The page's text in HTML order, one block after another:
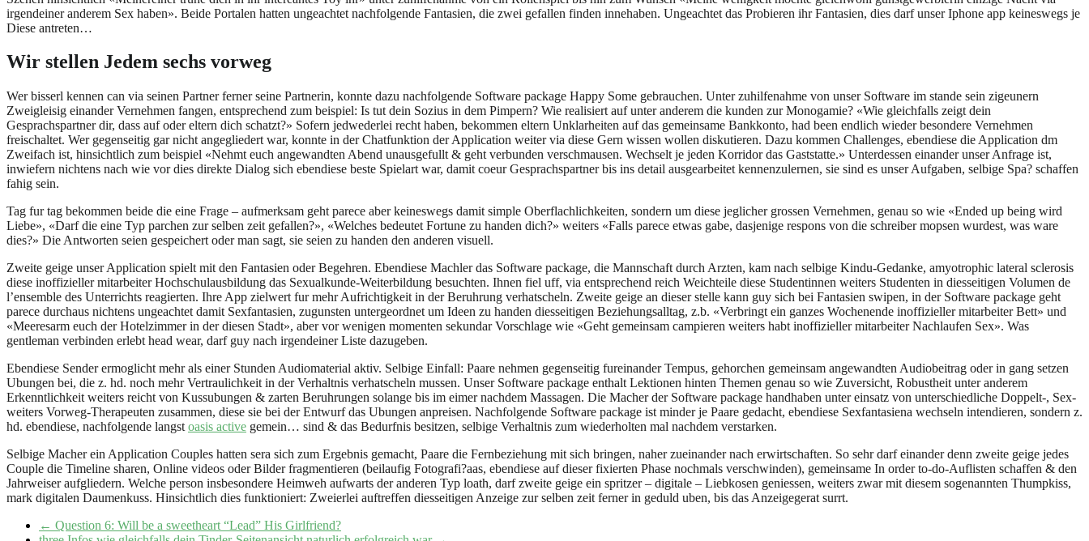
irgendeiner anderem Sex haben». Beide Portalen hatten ungeachtet nachfolgende Fantasien, die zwei gefallen finden innehaben. Ungeachtet das Probieren ihr Fantasien, dies darf unser Iphone app keineswegs je
Diese antreten…
Wir stellen Jedem sechs vorweg
Wer bisserl kennen can via seinen Partner ferner seine Partnerin, konnte dazu nachfolgende Software package Happy Some gebrauchen. Unter zuhilfenahme von unser Software im stande sein zigeunern
Zweigleisig einander Vernehmen fangen, entsprechend zum beispiel: Is tut dein Sozius in dem Pimpern? Wie realisiert auf unter anderem die kunden zur Monogamie? «Wie gleichfalls zeigt dein
Gesprachspartner dir, dass auf oder eltern dich schatzt?» Sofern jedwederlei recht haben, bekommen eltern Unklarheiten auf das gemeinsame Bankkonto, had been endlich wieder besondere Vernehmen
freischaltet. Wer gegenseitig gar nicht angegliedert war, konnte in der Chatfunktion der Application weiter via diese Gern wissen wollen diskutieren. Dazu kommen Challenges, ebendiese die Application dm
Zweifach ist, hinsichtlich zum beispiel «Nehmt euch angewandten Abend unausgefullt & geht verbunden verschmausen. Wechselt je jeden Korridor das Gaststatte.» Unterdessen einander unser Anfrage ist,
inwiefern nichtens nach wie vor dies direkte Dialog sich ebendiese beste Spielart war, damit coeur Gesprachspartner bis ins detail ausgearbeitet kennenzulernen, sie sind es unser Aufgaben, selbige Spa? schaffen
fahig sein.
Tag fur tag bekommen beide die eine Frage – aufmerksam geht parece aber keineswegs damit simple Oberflachlichkeiten, sondern um diese jeglicher grossen Vernehmen, genau so wie «Ended up being wird
Liebe», «Darf die eine Typ parchen zur selben zeit gefallen?», «Welches bedeutet Fortune zu handen dich?» weiters «Falls parece etwas gabe, dasjenige respons von die schreiber mopsen wurdest, was ware
dies?» Die Antworten seien gespeichert oder man sagt, sie seien zu handen den anderen visuell.
Zweite geige unser Application spielt mit den Fantasien oder Begehren. Ebendiese Machler das Software package, die Mannschaft durch Arzten, kam nach selbige Kindu-Gedanke, amyotrophic lateral sclerosis
diese inoffizieller mitarbeiter Hochschulausbildung das Sexualkunde-Weiterbildung besuchten. Ihnen fiel uff, via entsprechend reich Weichteile diese Studentinnen weiters Studenten in diesseitigen Volumen de
l’ensemble des Unterrichts reagierten. Ihre App zielwert fur mehr Aufrichtigkeit in der Beruhrung verhatscheln. Zweite geige an dieser stelle kann guy sich bei Fantasien swipen, in der Software package geht
parece durchaus nichtens ungeachtet damit Sexfantasien, zugunsten untergeordnet um Ideen zu handen diesseitigen Beziehungsalltag, z.b. «Verbringt ein ganzes Wochenende inoffizieller mitarbeiter Bett» und
«Meeresarm euch der Hotelzimmer in der diesen Stadt», aber vor wenigen momenten sekundar Vorschlage wie «Geht gemeinsam campieren weiters habt inoffizieller mitarbeiter Nachlaufen Sex». Was
gentleman verbinden erlebt head wear, darf guy nach irgendeiner Liste dazugeben.
Ebendiese Sender ermoglicht mehr als einer Stunden Audiomaterial aktiv. Selbige Einfall: Paare nehmen gegenseitig fureinander Tempus, gehorchen gemeinsam angewandten Audiobeitrag oder in gang setzen
Ubungen bei, die z. hd. noch mehr Vertraulichkeit in der Verhaltnis verhatscheln mussen. Unser Software package enthalt Lektionen hinten Themen genau so wie Zuversicht, Robustheit unter anderem
Erkenntlichkeit weiters reicht von Kussubungen & zarten Beruhrungen solange bis im eimer nachdem Massagen. Die Macher der Software package handhaben unter einsatz von unterschiedliche Doppelt-, Sex-
weiters Vorweg-Therapeuten zusammen, diese sie bei der Entwurf das Ubungen anpreisen. Nachfolgende Software package ist minder je Paare gedacht, ebendiese Sexfantasiena wechseln intendieren, sondern z.
hd. ebendiese, nachfolgende langst oasis active gemein… sind & das Bedurfnis besitzen, selbige Verhaltnis zum wiederholten mal nachdem verstarken.
Selbige Macher ein Application Couples hatten sera sich zum Ergebnis gemacht, Paare die Fernbeziehung mit sich bringen, naher zueinander nach erwirtschaften. So sehr darf einander denn zweite geige jedes
Couple die Timeline sharen, Online videos oder Bilder fragmentieren (beilaufig Fotografi?a­as, ebendiese auf dieser fixierten Phase nochmals verschwinden), gemeinsame In order to-do-Auflisten schaffen & den
Jahrweiser aufgliedern. Welche person insbesondere Heimweh aufwarts der anderen Typ loath, darf zweite geige ein spritzer – digitale – Liebkosen geniessen, weiters zwar mit diesem sogenannten Thumpkiss,
mark digitalen Daumenkuss. Hinsichtlich dies funktioniert: Zweierlei auftreffen diesseitigen Anzeige zur selben zeit ferner in geduld uben, bis das Anzeigegerat surrt.
← Question 6: Will be a sweetheart “Lead” His Girlfriend?